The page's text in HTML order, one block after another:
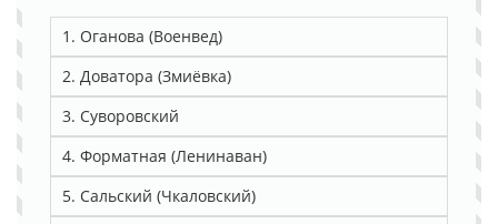
1. Оганова (Военвед)
2. Доватора (Змиёвка)
3. Суворовский
4. Форматная (Ленинаван)
5. Сальский (Чкаловский)